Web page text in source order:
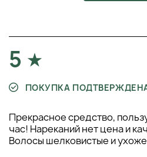
5
ПОКУПКА
Прекрасное средство,
час! Нареканий нет цена и
Волосы шелковистые и